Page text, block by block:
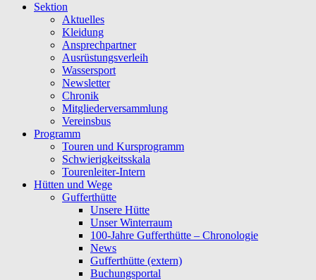
Sektion
Aktuelles
Kleidung
Ansprechpartner
Ausrüstungsverleih
Wassersport
Newsletter
Chronik
Mitgliederversammlung
Vereinsbus
Programm
Touren und Kursprogramm
Schwierigkeitsskala
Tourenleiter-Intern
Hütten und Wege
Gufferthütte
Unsere Hütte
Unser Winterraum
100-Jahre Gufferthütte – Chronologie
News
Gufferthütte (extern)
Buchungsportal